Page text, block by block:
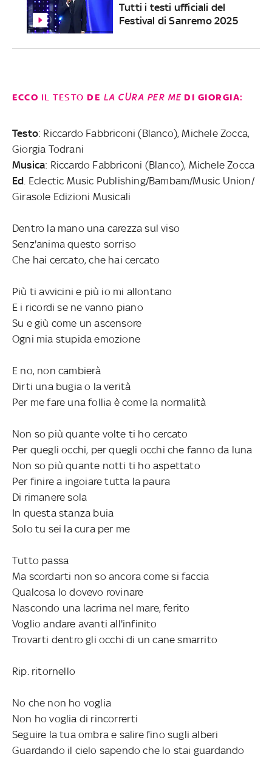
Tutti i testi ufficiali del
Festival di Sanremo 2025
ECCO IL TESTO DE LA CURA PER MEDI GIORGIA:
Testo: Riccardo Fabbriconi (Blanco), Michele Zocca,
Giorgia Todrani
Musica: Riccardo Fabbriconi (Blanco), Michele Zocca
Ed . Eclectic Music Publishing/Bambam/Music Union/
Girasole Edizioni Musicali
Dentro la mano una carezza sul viso
Senz'anima questo sorriso
Che hai cercato, che hai cercato
Più ti avvicini e più io mi allontano
E i ricordi se ne vanno piano
Su e giù come un ascensore
Ogni mia stupida emozione
E no, non cambierà
Dirti una bugia o la verità
Per me fare una follia è come la normalità
Non so più quante volte ti ho cercato
Per quegli occhi, per quegli occhi che fanno da luna
Non so più quante notti ti ho aspettato
Per finire a ingoiare tutta la paura
Di rimanere sola
In questa stanza buia
Solo tu sei la cura per me
Tutto passa
Ma scordarti non so ancora come si faccia
Qualcosa lo dovevo rovinare
Nascondo una lacrima nel mare, ferito
Voglio andare avanti all'infinito
Trovarti dentro gli occhi di un cane smarrito
Rip. ritornello
No che non ho voglia
Non ho voglia di rincorrerti
Seguire la tua ombra e salire fino sugli alberi
Guardando il cielo sapendo che lo stai guardando